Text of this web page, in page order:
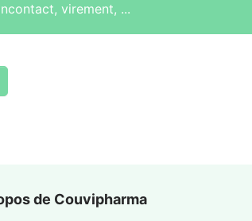
virement, ...
de Couvipharma